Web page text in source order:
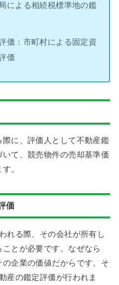
による相続税標準地の鑑
価：市町村による固定資
価
に、評価人として不動産鑑
て、競売物件の売却基準価
。
価
れる際、その会社が所有し
とが必要です。なぜなら
企業の価値だからです。そ
産の鑑定評価が行われま